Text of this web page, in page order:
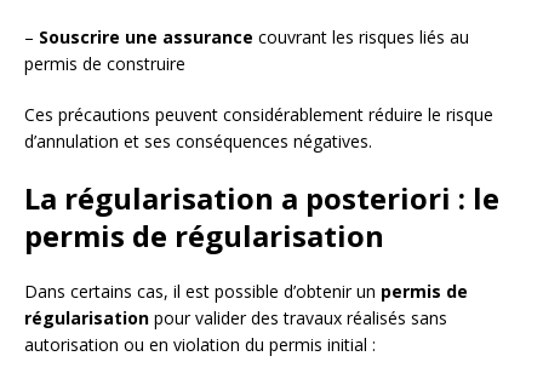
– Souscrire une assurance couvrant les risques liés au
permis de construire
Ces précautions peuvent considérablement réduire le risque
d’annulation et ses conséquences négatives.
La régularisation a posteriori : le
permis de régularisation
Dans certains cas, il est possible d’obtenir un permis de
régularisation pour valider des travaux réalisés sans
autorisation ou en violation du permis initial :